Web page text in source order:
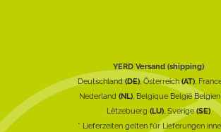
YERD Versand (shipping)
Deutschland(DE), Österreich(AT),
Nederland (NL), Belgique België Belgien
Lëtzebuerg (LU), Sverige(SE)
* Lieferzeiten gelten für Lieferungen